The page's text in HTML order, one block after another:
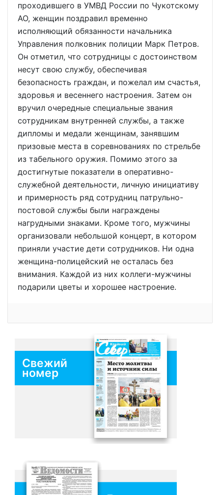
проходившего в УМВД России по Чукотскому
АО, женщин поздравил временно
исполняющий обязанности начальника
Управления полковник полиции Марк Петров.
Он отметил, что сотрудницы с достоинством
несут свою службу, обеспечивая
безопасность граждан, и пожелал им счастья,
здоровья и весеннего настроения. Затем он
вручил очередные специальные звания
сотрудникам внутренней службы, а также
дипломы и медали женщинам, занявшим
призовые места в соревнованиях по стрельбе
из табельного оружия. Помимо этого за
достигнутые показатели в оперативно-
служебной деятельности, личную инициативу
и примерность ряд сотрудниц патрульно-
постовой службы были награждены
нагрудными знаками. Кроме того, мужчины
организовали небольшой концерт, в котором
приняли участие дети сотрудников. Ни одна
женщина-полицейский не осталась без
внимания. Каждой из них коллеги-мужчины
подарили цветы и хорошее настроение.
Свежий
номер